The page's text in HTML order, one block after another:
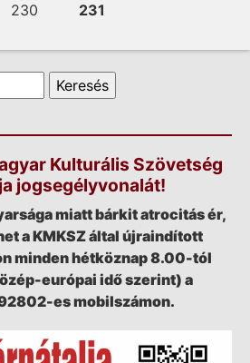
230
231
Kulturális Szövetség
jogsegélyvonalát!
miatt bárkit atrocitás ér,
a KMKSZ által újraindított
minden hétköznap 8.00-tól
európai idő szerint) a
es mobilszámon.